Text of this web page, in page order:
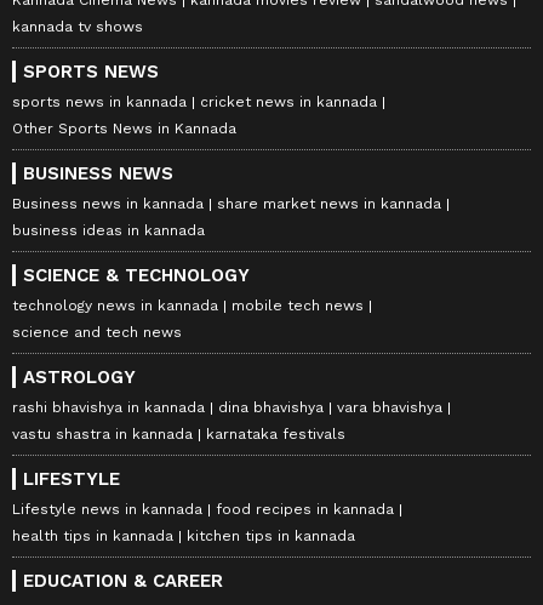
kannada tv shows
SPORTS NEWS
sports news in kannada
cricket news in kannada
Other Sports News in Kannada
BUSINESS NEWS
Business news in kannada
share market news in kannada
business ideas in kannada
SCIENCE & TECHNOLOGY
technology news in kannada
mobile tech news
science and tech news
ASTROLOGY
rashi bhavishya in kannada dina bhavishya
vara bhavishya
vastu shastra in kannada
karnataka festivals
LIFESTYLE
Lifestyle news in kannada
food recipes in kannada
health tips in kannada
kitchen tips in kannada
EDUCATION & CAREER